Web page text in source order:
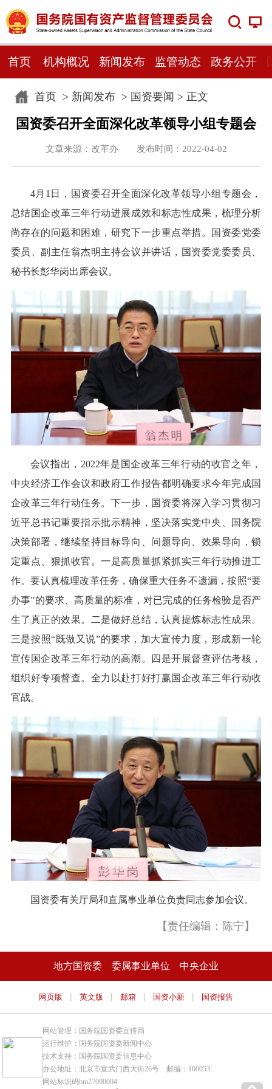
首页 机构概况 新闻发布 监管动态 政务公开
首页> 新闻发布> 国资要闻 > 正文
国资委召开全面深化改革领导小组专题会
文章来源：改革办 发布时间：2022-04-02
4月1日，国资委召开全面深化改革领导小组专题会，
总结国企改革三年行动进展成效和标志性成果，梳理分析
尚存在的问题和困难，研究下一步重点举措。国资委党委
委员、副主任翁杰明主持会议并讲话，国资委党委委员、
秘书长彭华岗出席会议。
会议指出，2022年是国企改革三年行动的收官之年，
中央经济工作会议和政府工作报告都明确要求今年完成国
企改革三年行动任务。下一步，国资委将深入学习贯彻习
近平总书记重要指示批示精神，坚决落实党中央、国务院
决策部署，继续坚持目标导向、问题导向、效果导向，锁
定重点、狠抓收官。一是高质量抓紧抓实三年行动推进工
作。要认真梳理改革任务，确保重大任务不遗漏，按照“要
办事”的要求、高质量的标准，对已完成的任务检验是否产
生了真正的效果。二是做好总结，认真提炼标志性成果。
三是按照“既做又说”的要求，加大宣传力度，形成新一轮
宣传国企改革三年行动的高潮。四是开展督查评估考核，
组织好专项督查。全力以赴打好打赢国企改革三年行动收
官战。
国资委有关厅局和直属事业单位负责同志参加会议。
【责任编辑：陈宁】
地方国资委 委属事业单位 中央企业
网页版 | 英文版 | 邮箱 | 国资小新 | 国资报告
网站管理：国务院国资委宣传局
运行维护：国务院国资委新闻中心
技术支持：国务院国资委信息中心
办公地址：北京市宣武门西大街26号 邮编：100053
网站标识码bm27000004